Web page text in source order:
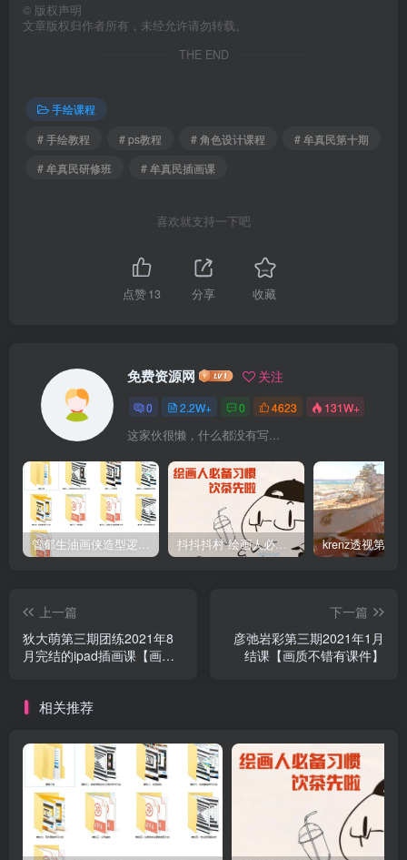
© 版权声明
文章版权归作者所有，未经允许请勿转载。
THE END
手绘课程
# 手绘教程
# ps教程 # 角色设计课程
# 牟真民第十期
# 牟真民研修班
# 牟真民插画课
喜欢就支持一下吧
点赞13 分享 收藏
免费资源网 关注
0 2.2W+ 0 4623 131W+
这家伙很懒，什么都没有写...
管郁生油画侠造型逻辑班第一期2019年5月【高清不缺课】 抖抖抖村 绘画人必备习惯2020【画质不错】
上一篇
狄大萌第三期团练2021年8
月完结的ipad插画课【画质
下一篇
彦弛岩彩第三期2021年1月
结课【画质不错有课件】
相关推荐